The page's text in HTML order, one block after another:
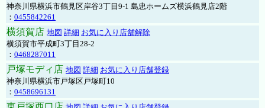
神奈川県横浜市鶴見区岸谷3丁目9-1 島忠ホームズ横浜鶴見店2階
： 0455842261
横須賀店 地図 詳細 お気に入り店舗解除
横須賀市平成町3丁目28-2
： 0468287011
戸塚モディ店 地図 詳細 お気に入り店舗登録
神奈川県横浜市戸塚区戸塚町10
： 0458696131